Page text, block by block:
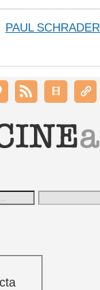
PAUL SCHRADER